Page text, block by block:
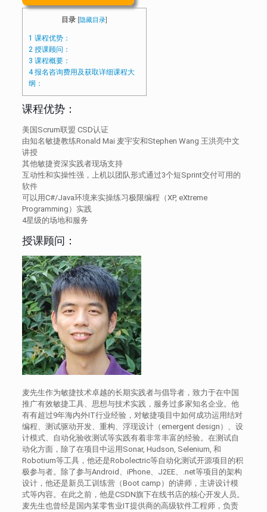
目录 [隐藏目录]
1 课程优势：
2授课顾问：
3 课程概要：
4报名咨询费用及获取详细课程大
纲：
课程优势：
美国Scrum联盟 CSD认证
由知名敏捷教练Ronald Mai 麦宇安和Stephen Wang 王洪亮中文
讲授
其他敏捷资深实践者现场支持
互动性和实操性强，上机以团队形式通过3个短Sprint交付可用的
软件
可以用C#/Java环境来实操练习极限编程（XP, eXtreme
Programming ）实践
4星级的场地和服务
授课顾问：
麦先生作为敏捷技术卓越的长期实践者与倡导者，致力于在中国
推广有效敏捷工具、思想与技术实践，服务过多家知名企业。他
有有超过9年海内外IT行业经验，对敏捷项目中如何成功运用结对
编程、测试驱动开发、重构、浮现设计（emergent design）、设
计模式、自动化验收测试等实践有着非常丰富的经验。在测试自
动化方面，除了在项目中运用Sonar, Hudson, Selenium, 和
Robotium等工具，他还是Robolectric等自动化测试开源项目的积
极参与者。除了参与Android、iPhone、J2EE、.net等项目的架构
设计，他还是新员工训练营（Boot camp）的讲师，主讲设计模
式等内容。在此之前，他是CSDN旗下在线书店的核心开发人员。
麦先生也曾经是国内某零售业IT提供商的高级软件工程师，负责